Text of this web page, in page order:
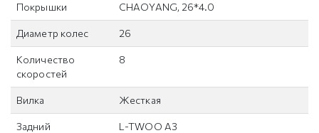
Покрышки CHAOYANG, 26*4.0
Диаметр колес 26
Количество
скоростей
8
Вилка Жесткая
Задний
L-TWOO A3